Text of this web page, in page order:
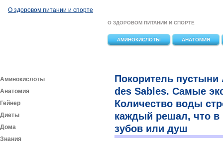
О здоровом питании и спорте
О ЗДОРОВОМ ПИТАНИИ И СПОРТЕ
АМИНОКИСЛОТЫ АНАТОМИЯ
Аминокислоты
Анатомия
Гейнер
Диеты
Дома
Знания
Покоритель
des Sables. Самые
Количество воды
каждый решал, что в
зубов или душ